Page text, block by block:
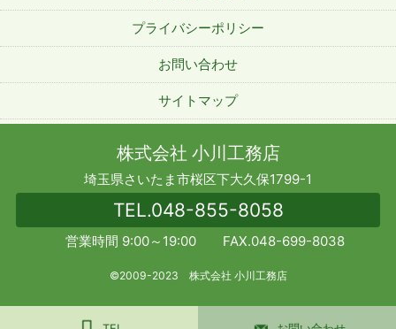
プライバシーポリシー
お問い合わせ
サイトマップ
株式会社 小川工務店
埼玉県さいたま市桜区下大久保1799-1
TEL.048-855-8058
営業時間 9:00～19:00 FAX.048-699-8038
©2009-2023 株式会社 小川工務店